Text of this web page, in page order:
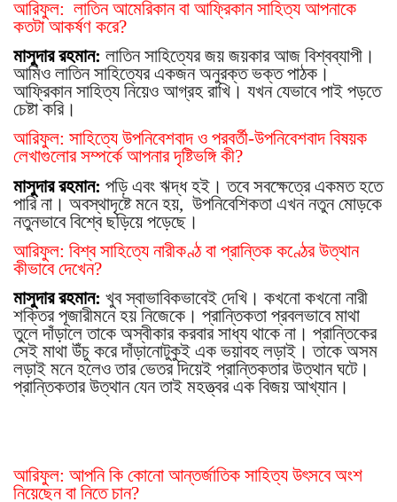
আরিফুল: লাতিন আমেরিকান বা আফ্রিকান সাহিত্য আপনাকে
কতটা আকর্ষণ করে?
মাসুদার রহমান: লাতিন সাহিত্যের জয় জয়কার আজ বিশ্বব্যাপী।
আমিও লাতিন সাহিত্যের একজন অনুরক্ত ভক্ত পাঠক।
আফ্রিকান সাহিত্য নিয়েও আগ্রহ রাখি। যখন যেভাবে পাই পড়তে
চেষ্টা করি।
আরিফুল: সাহিত্যে উপনিবেশবাদ ও পরবর্তী-উপনিবেশবাদ বিষয়ক
লেখাগুলোর সম্পর্কে আপনার দৃষ্টিভঙ্গি কী?
মাসুদার রহমান: পড়ি এবং ঋদ্ধ হই। তবে সবক্ষেত্রে একমত হতে
পারি না। অবস্থাদৃষ্টে মনে হয়, উপনিবেশিকতা এখন নতুন মোড়কে
নতুনভাবে বিশ্বে ছড়িয়ে পড়েছে।
আরিফুল: বিশ্ব সাহিত্যে নারীকণ্ঠ বা প্রান্তিক কণ্ঠের উত্থান
কীভাবে দেখেন?
মাসুদার রহমান: খুব স্বাভাবিকভাবেই দেখি। কখনো কখনো নারী
শক্তির পূজারীমনে হয় নিজেকে। প্রান্তিকতা প্রবলভাবে মাথা
তুলে দাঁড়ালে তাকে অস্বীকার করবার সাধ্য থাকে না। প্রান্তিকের
সেই মাথা উঁচু করে দাঁড়ানোটুকুই এক ভয়াবহ লড়াই। তাকে অসম
লড়াই মনে হলেও তার ভেতর দিয়েই প্রান্তিকতার উত্থান ঘটে।
প্রান্তিকতার উত্থান যেন তাই মহত্ত্বর এক বিজয় আখ্যান।
আরিফুল: আপনি কি কোনো আন্তর্জাতিক সাহিত্য উৎসবে অংশ
নিয়েছেন বা নিতে চান?